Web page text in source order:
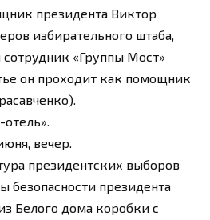
президента Виктор
избирательного штаба,
«Группы Мост»
он проходит как помощник
вечер.
президентских выборов
безопасности президента
Белого дома коробки с